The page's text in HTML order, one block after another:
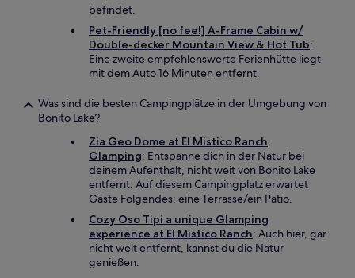
befindet.
Pet-Friendly [no fee!] A-Frame Cabin w/
Double-decker Mountain View & Hot Tub:
Eine zweite empfehlenswerte Ferienhütte liegt
mit dem Auto 16 Minuten entfernt.
Was sind die besten Campingplätze in der Umgebung von
Bonito Lake?
Zia Geo Dome at El Mistico Ranch,
Glamping: Entspanne dich in der Natur bei
deinem Aufenthalt, nicht weit von Bonito Lake
entfernt. Auf diesem Campingplatz erwartet
Gäste Folgendes: eine Terrasse/ein Patio.
Cozy Oso Tipi a unique Glamping
experience at El Mistico Ranch: Auch hier, gar
nicht weit entfernt, kannst du die Natur
genießen.